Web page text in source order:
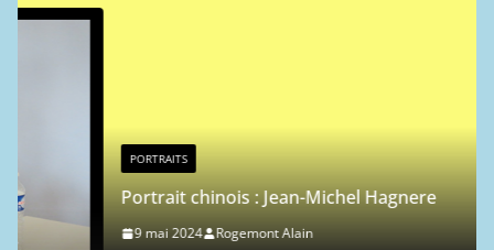
i
Portrait chinois : Jean-Michel Hagnere
Rogemont Alain